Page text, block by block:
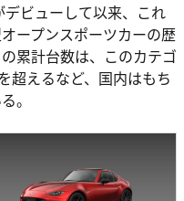
ビューして以来、これ
ープンスポーツカーの歴
累計台数は、このカテゴ
超えるなど、国内はもち
。